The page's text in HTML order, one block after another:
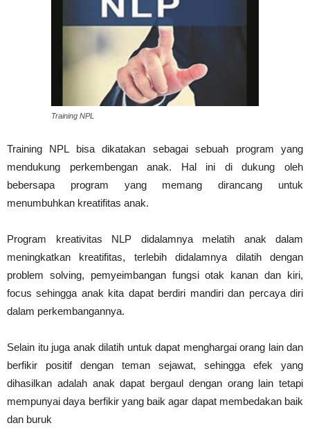
Training NPL
Training NPL bisa dikatakan sebagai sebuah program yang
mendukung perkembengan anak. Hal ini di dukung oleh
bebersapa program yang memang dirancang untuk
menumbuhkan kreatifitas anak.
Program kreativitas NLP didalamnya melatih anak dalam
meningkatkan kreatifitas, terlebih didalamnya dilatih dengan
problem solving, pemyeimbangan fungsi otak kanan dan kiri,
focus sehingga anak kita dapat berdiri mandiri dan percaya diri
dalam perkembangannya.
Selain itu juga anak dilatih untuk dapat menghargai orang lain dan
berfikir positif dengan teman sejawat, sehingga efek yang
dihasilkan adalah anak dapat bergaul dengan orang lain tetapi
mempunyai daya berfikir yang baik agar dapat membedakan baik
dan buruk